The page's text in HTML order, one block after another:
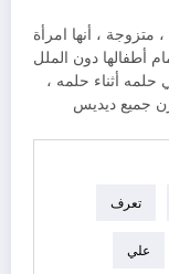
متزوجة ، أنها امرأة
أطفالها دون الملل
حلمه أثناء حلمه ،
جميع ديديس
تعرف
علي